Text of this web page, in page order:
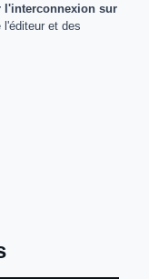
l'interconnexion sur
l'éditeur et des